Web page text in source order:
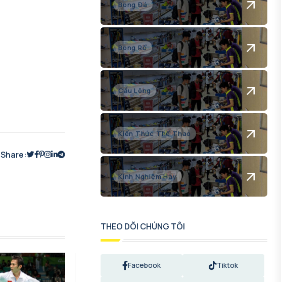
Share:
Bóng Đá
Bóng Rổ
Cầu Lông
Kiến Thức Thể Thao
Kinh Nghiệm Hay
THEO DÕI CHÚNG TÔI
Facebook Tiktok